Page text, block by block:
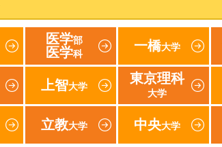
医学部
医学科
一橋大学
上智大学
東京理科
大学
立教大学 中央大学